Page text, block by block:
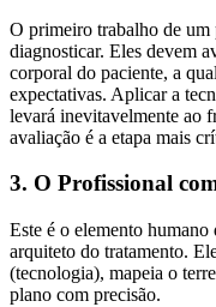
O primeiro trabalho de um
diagnosticar. Eles devem
corporal do paciente, a
expectativas. Aplicar a
levará inevitavelmente ao
avaliação é a etapa mais
3. O Profissional
Este é o elemento
arquiteto do tratamento.
(tecnologia), mapeia o
plano com precisão.